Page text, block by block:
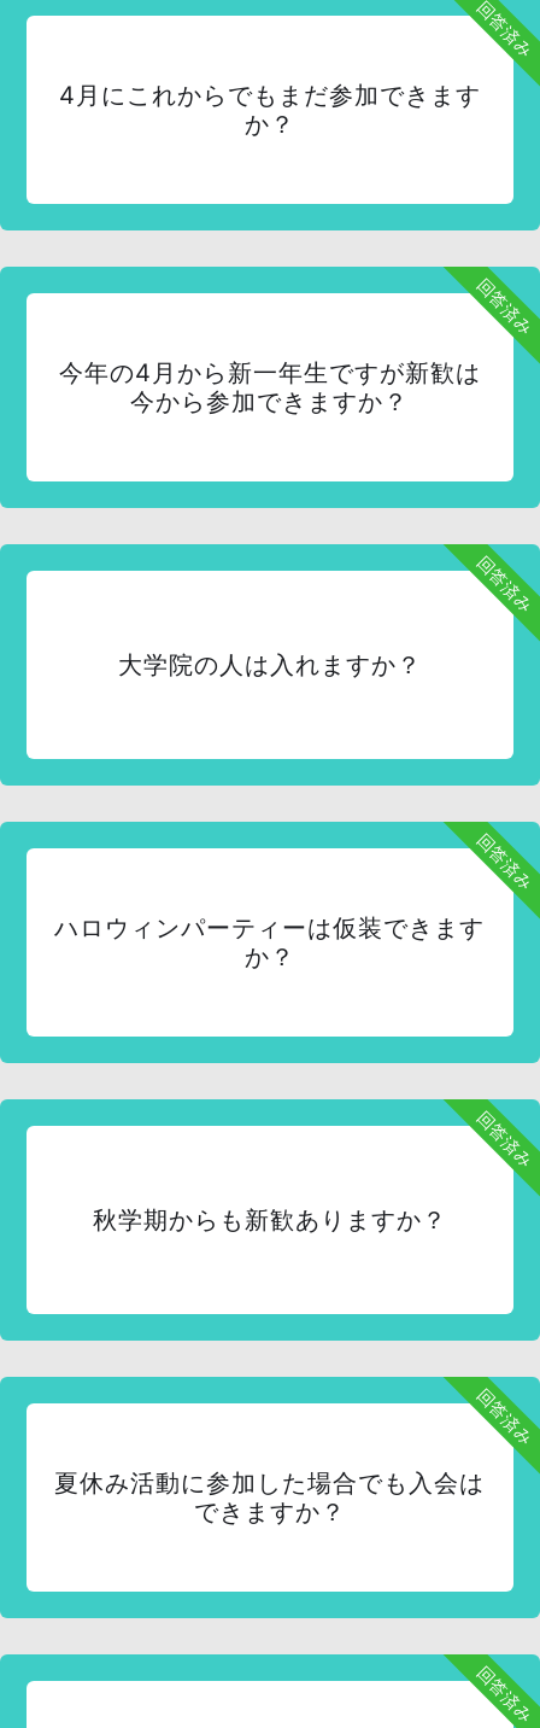
回答済み
4月にこれからでもまだ参加できます
か？
回答済み
今年の4月から新一年生ですが新歓は
今から参加できますか？
回答済み
大学院の人は入れますか？
回答済み
ハロウィンパーティーは仮装できます
か？
回答済み
秋学期からも新歓ありますか？
回答済み
夏休み活動に参加した場合でも入会は
できますか？
回答済み